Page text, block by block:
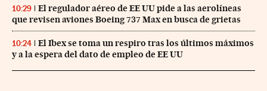
10:29
El regulador aéreo de EE UU pide a las aerolíneas
que revisen aviones Boeing 737 Max en busca de grietas
10:24
El Ibex se toma un respiro tras los últimos máximos
y a la espera del dato de empleo de EE UU